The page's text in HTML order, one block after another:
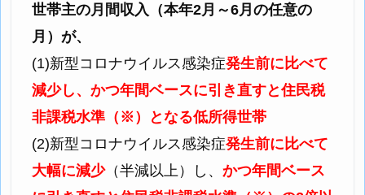
世帯主の月間収入（本年2月～6月の任意の
月）が、
(1)新型コロナウイルス感染症発生前に比べて
減少し、かつ年間ベースに引き直すと住民税
非課税水準（※）となる低所得世帯
(2)新型コロナウイルス感染症発生前に比べて
大幅に減少（半減以上）し、 かつ年間ベース